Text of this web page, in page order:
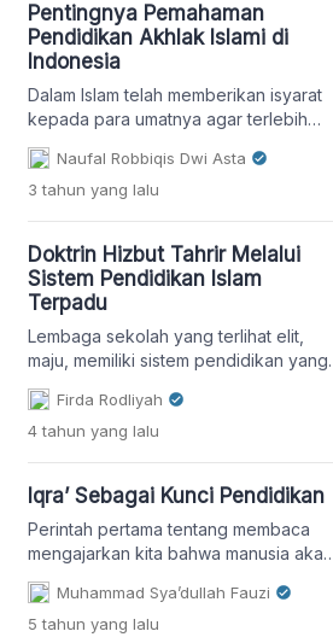
Pentingnya Pemahaman
Pendidikan Akhlak Islami di
Indonesia
Dalam Islam telah memberikan isyarat
kepada para umatnya agar terlebih
dahulu mengutamakan adab dan
akhlak dibaandingkan ilmu-ilmu yang
lainnya.
Naufal Robbiqis Dwi Asta
3 tahun yang lalu
Doktrin Hizbut Tahrir Melalui
Sistem Pendidikan Islam
Terpadu
Lembaga sekolah yang terlihat elit,
maju, memiliki sistem pendidikan yang
terlihat bagus, apalagi dibumbui
dengan forum parenting kepada para
orang tua, tentu terlihat menggiurkan.
perlu untuk diperhatikan.
Firda Rodliyah
4 tahun yang lalu
Iqra’ Sebagai Kunci Pendidikan
Perintah pertama tentang membaca
mengajarkan kita bahwa manusia akan
mencapai puncak kesuksesannya, baik
kesuksesan duniawi maupun ukhrawi.
Muhammad Sya’dullah Fauzi
5 tahun yang lalu